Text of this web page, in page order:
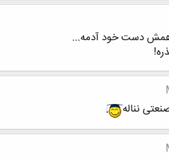
همش دست خود آدمه...
نناله